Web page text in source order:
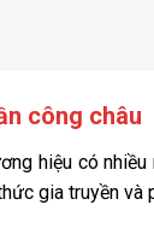
công châu
hiệu có
gia truyền và